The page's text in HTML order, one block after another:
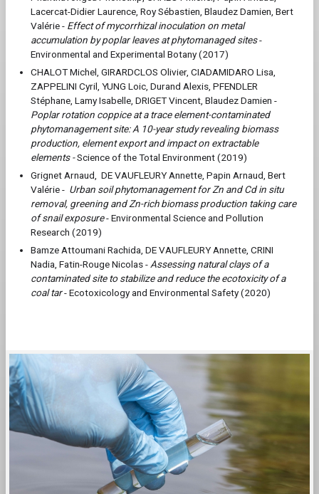
Lacercat-Didier Laurence, Roy Sébastien, Blaudez Damien, Bert
Valérie - Effect of mycorrhizal inoculation on metal
accumulation by poplar leaves at phytomanaged sites-
Environmental and Experimental Botany (2017)
CHALOT Michel, GIRARDCLOS Olivier, CIADAMIDARO Lisa,
ZAPPELINI Cyril, YUNG Loic, Durand Alexis, PFENDLER
Stéphane, Lamy Isabelle, DRIGET Vincent, Blaudez Damien -
Poplar rotation coppice at a trace element-contaminated
phytomanagement site: A 10-year study revealing biomass
production, element export and impact on extractable
elements -Science of the Total Environment (2019)
Grignet Arnaud, DE VAUFLEURY Annette, Papin Arnaud, Bert
Valérie - Urban soil phytomanagement for Zn and Cd in situ
removal, greening and Zn-rich biomass production taking care
of snail exposure- Environmental Science and Pollution
Research (2019)
Bamze Attoumani Rachida, DE VAUFLEURY Annette, CRINI
Nadia, Fatin-Rouge Nicolas - Assessing natural clays of a
contaminated site to stabilize and reduce the ecotoxicity of a
coal tar- Ecotoxicology and Environmental Safety (2020)